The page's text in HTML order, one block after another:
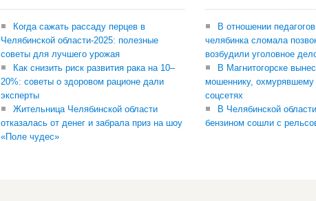
Когда сажать рассаду перцев в
Челябинской области-2025: полезные
советы для лучшего урожая
Как снизить риск развития рака на 10–
20%: советы о здоровом рационе дали
эксперты
Жительница Челябинской области
отказалась от денег и забрала приз на шоу
«Поле чудес»
В отношении
челябинка сломала
возбудили уголовное
В Магнитогорске
мошеннику,
соцсетях
В Челябинской
бензином сошли с